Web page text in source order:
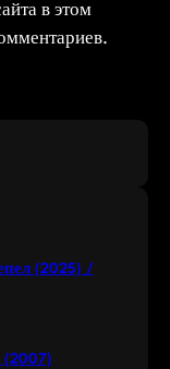
в этом
(2025) /
(2007)